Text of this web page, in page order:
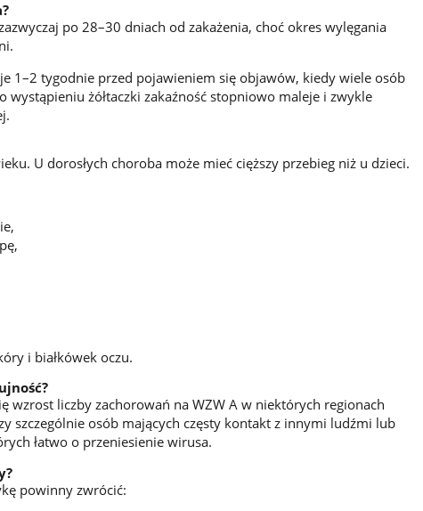
po 28–30 dniach od zakażenia, choć okres wylęgania
1–2 tygodnie przed pojawieniem się objawów, kiedy wiele osób
wystąpieniu żółtaczki zakaźność stopniowo maleje i zwykle
U dorosłych choroba może mieć cięższy przebieg niż u dzieci.
i białkówek oczu.
wzrost liczby zachorowań na WZW A w niektórych regionach
szczególnie osób mających częsty kontakt z innymi ludźmi lub
łatwo o przeniesienie wirusa.
powinny zwrócić: